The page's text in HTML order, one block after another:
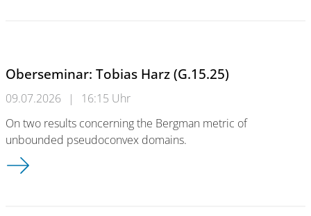
Oberseminar: Tobias Harz (G.15.25)
09.07.2026 |
16:15 Uhr
On two results concerning the Bergman metric of
unbounded pseudoconvex domains.
Oberseminar: Tobias Harz (G.15.25)